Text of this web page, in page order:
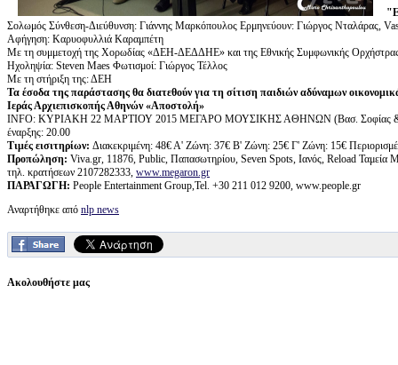
Σολωμός Σύνθεση-Διεύθυνση: Γιάννης Μαρκόπουλος Eρμηνεύουν: Γιώργος Νταλάρας,
Αφήγηση: Καρυοφυλλιά Καραμπέτη
Με τη συμμετοχή της Χορωδίας «ΔΕΗ-ΔΕΔΔΗΕ» και της Εθνικής Συμφωνικής
Ηχοληψία: Steven Maes Φωτισμοί: Γιώργος Τέλλος
Με τη στήριξη της: ΔΕΗ
Τα έσοδα της παράστασης θα διατεθούν για τη σίτιση παιδιών αδύναμων
Ιεράς Αρχιεπισκοπής Αθηνών «Αποστολή»
ΙΝFO: ΚΥΡΙΑΚΗ 22 ΜΑΡΤΙΟΥ 2015 ΜΕΓΑΡΟ ΜΟΥΣΙΚΗΣ ΑΘΗΝΩΝ (Βασ.
έναρξης: 20.00
Τιμές εισιτηρίων: Διακεκριμένη: 48€ Α' Ζώνη: 37€ Β' Ζώνη: 25€ Γ' Ζώνη: 15€
Προπώληση: Viva.gr, 11876, Public, Παπασωτηρίου, Seven Spots, Ιανός, Reload
τηλ. κρατήσεων 2107282333, www.megaron.gr
ΠΑΡΑΓΩΓΗ: People Entertainment Group,Tel. +30 211 012 9200, www.people.gr
Αναρτήθηκε από nlp news
Ακολουθήστε μας